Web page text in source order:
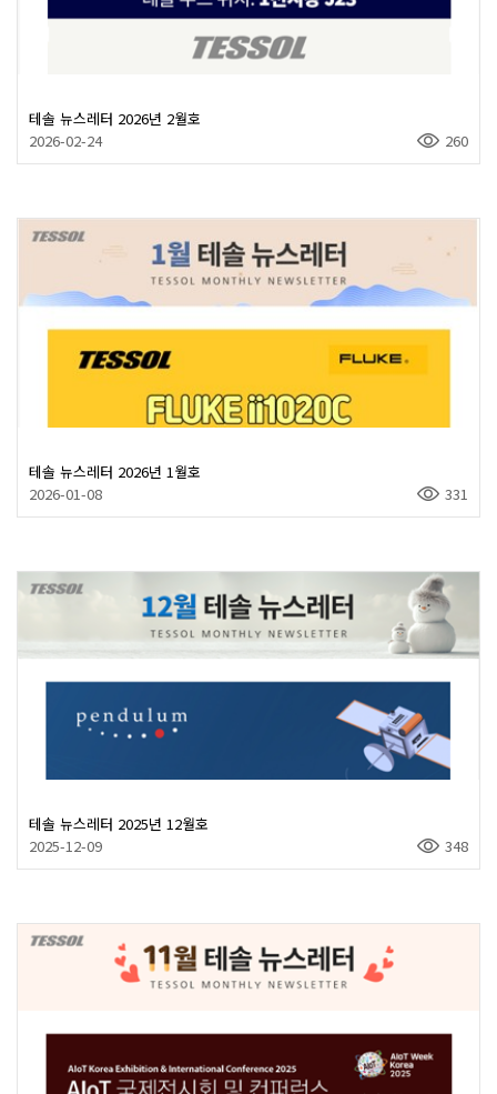
테솔 뉴스레터 2026년 2월호
2026-02-24
260
테솔 뉴스레터 2026년 1월호
2026-01-08
331
테솔 뉴스레터 2025년 12월호
2025-12-09
348